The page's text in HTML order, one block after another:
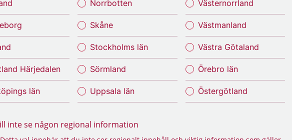
Härjedalen
län
Norrbotten
Skåne
Stockholms län
Sörmland
Uppsala län
Västernorrland
Västmanland
Västra Götaland
Örebro län
Östergötland
inte se någon regional information